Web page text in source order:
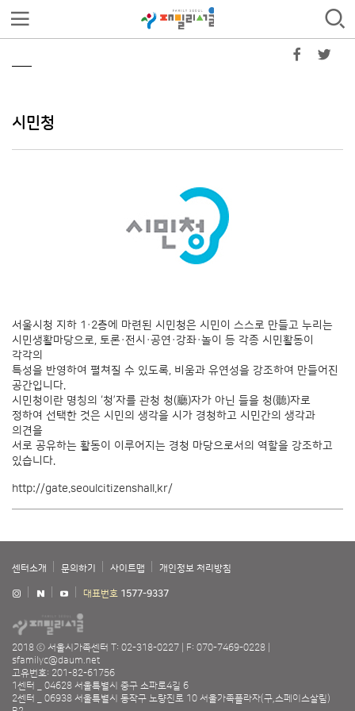
시민청
서울시청 지하 1·2층에 마련된 시민청은 시민이 스스로 만들고 누리는
시민생활마당으로, 토론·전시·공연·강좌·놀이 등 각종 시민활동이
각각의
특성을 반영하여 펼쳐질 수 있도록, 비움과 유연성을 강조하여 만들어진
공간입니다.
시민청이란 명칭의 ‘청’자를 관청 청(廳)자가 아닌 들을 청(聽)자로
정하여 선택한 것은 시민의 생각을 시가 경청하고 시민간의 생각과
의견을
서로 공유하는 활동이 이루어지는 경청 마당으로서의 역할을 강조하고
있습니다.
http://gate.seoulcitizenshall.kr/
센터소개 문의하기 사이트맵 개인정보 처리방침
대표번호 1577-9337
2018 ⓒ 서울시가족센터 T: 02-318-0227
F: 070-7469-0228
sfamilyc@daum.net
고유번호: 201-82-61756
1센터 _ 04628 서울특별시 중구 소파로4길 6
2센터 _ 06938 서울특별시 동작구 노량진로 10 서울가족플라자(구,스페이스살림)